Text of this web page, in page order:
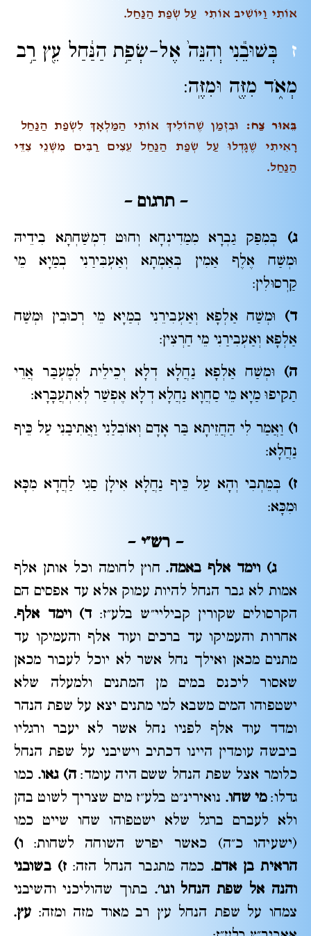
אוֹתִי וַיּוֹשִׁיב אוֹתִי עַל שְׂפַת הַנַּחַל.
ז בְּשׁוּבֵ֕נִי וְהִנֵּה֙ אֶל-שְׂפַ֣ת הַנַּ֔חַל עֵ֖ץ רַ֣ב
מְאֹ֑ד מִזֶּ֖ה וּמִזֶּֽה:
בֵּאוּר צַח:
וּבִזְמַן שֶׁהוֹלִיךְ אוֹתִי הַמַּלְאָךְ לִשְׂפַת הַנַּחַל
רָאִיתִי שֶׁגָּדְלוּ עַל שְׂפַת הַנַּחַל עֵצִים רַבִּים מִשְּׁנֵי צִדֵּי
הַנַּחַל.
– תרגום –
ג) בְּמִפַּק גַבְרָא מִמַדִינְחָא וְחוּט דִמְשַׁחְתָּא בִידֵיהּ
וּמְשַׁח אֶלֶף אַמִין בְּאַמְתָא וְאַעְבִּירַנִי בְמַיָא מֵי
קַרְסוּלִין:
ד) וּמְשַׁח אַלְפָא וְאַעְבִירֵנִי בְמַיָא מֵי רְכוּבִין וּמְשַׁח
אַלְפָא וְאַעְבִירַנִי מֵי חַרְצִין:
ה) וּמְשַׁח אַלְפָא נַחֲלָא דְלָא יְכֵילֵית לְמֶעְבַּר אֲרֵי
תַקִיפוּ מַיָא מֵי סַחֲוָא נַחֲלָא דְלָא אֶפְשַׁר לְאִתְעֲבָּרָא:
ו) וַאֲמַר לִי הַחֲזֵיתָא בַּר אָדָם וְאוֹבִלַנִי וַאֲתִיבַנִי עַל כֵּיף
נַחֲלָא:
ז) בְּמֵתְבִי וְהָא עַל כֵּיף נַחֲלָא אִילָן סַגִי לַחֲדָא מִכָּא
וּמִכָּא:
– רש"י –
ג) וימד אלף באמה.חוץ לחומה וכל אותן אלף
אמות לא גבר הנחל להיות עמוק אלא עד אפסים הם
הקרסולים שקורין קביליי"ש בלע"ז:ד) וימד אלף.
אחרות והעמיקו עד ברכים ועוד אלף והעמיקו עד
מתנים מכאן ואילך נחל אשר לא יוכל לעבור מכאן
שאסור ליכנס במים מן המתנים ולמעלה שלא
ישטפוהו המים משבא למי מתנים יצא על שפת הנהר
ומדד עוד אלף לפניו נחל אשר לא יעבר ורגליו
ביבשה עומדין היינו דכתיב וישיבני על שפת הנחל
כלומר אצל שפת הנחל ששם היה עומד:ה) גאו. כמו
גדלו:מי שחו. נואירינ"ט בלע"ז מים שצריך לשוט בהן
ולא לעברם ברגל שלא ישטפוהו שחו שייט כמו
(ישעיהו כ"ה) כאשר יפרש השוחה לשחות: ו)
הראית בן אדם. כמה מתגבר הנחל הזה:ז) בשובני
והנה אל שפת הנחל וגו'.בתוך שהוליכני והשיבני
צמחו על שפת הנחל עץ רב מאוד מזה ומזה: עץ.